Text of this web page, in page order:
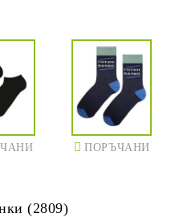
ПОРЪЧАНИ
(2809)